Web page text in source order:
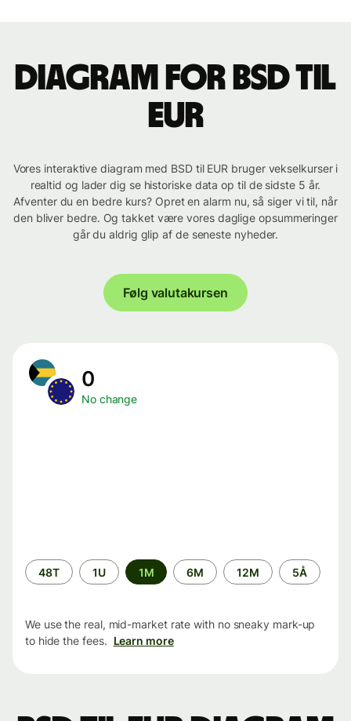
Diagram for BSD til
EUR
Vores interaktive diagram med BSD til EUR bruger vekselkurser i
realtid og lader dig se historiske data op til de sidste 5 år.
Afventer du en bedre kurs? Opret en alarm nu, så siger vi til, når
den bliver bedre. Og takket være vores daglige opsummeringer
går du aldrig glip af de seneste nyheder.
Følg valutakursen
0
No change
Time
period
48T 1U 1M 6M 12M 5Å
We use the real, mid-market rate with no sneaky mark-up
to hide the fees. Learn more